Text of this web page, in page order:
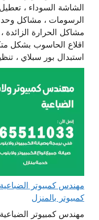
الشاشة السوداء ،
الرسومات ، مشاكل
مشاكل الحرارة الزائدة
اقلاع الحاسوب بشكل
استبدال بور سبلاي ،
كمبيوتر بالمنزل
مهندس كمبيوتر